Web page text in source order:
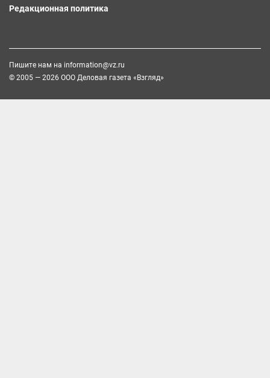
Редакционная политика
Пишите нам на information@vz.ru
© 2005 — 2026 ООО Деловая газета «Взгляд»